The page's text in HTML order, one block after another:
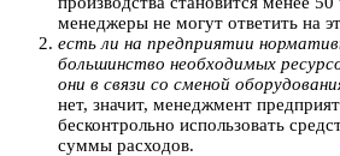
менеджеры не могут ответить на
есть ли на предприятии
большинство необходимых
они в связи со сменой
нет, значит, менеджмент
бесконтрольно использовать
суммы расходов.